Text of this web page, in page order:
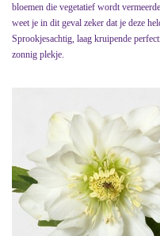
bloemen die vegetatief wordt
weet je in dit geval zeker dat je deze
Sprookjesachtig, laag kruipende
zonnig plekje.